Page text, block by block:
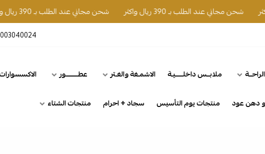
شحن مجاني عند الطلب بـ 390 ريال واكثر شحن مجاني عند الطلب بـ 390 ريال واكثر
ملابــس داخلـــــيـة الاشمـغة والغـتر عطــــــــور
دهن عود منتجات يوم التأسيس سجاد + احرام منتجات الشتاء